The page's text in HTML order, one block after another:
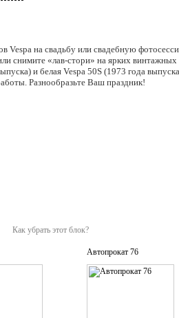
на свадьбу или свадебную
снимите «лав-стори» на ярких винтажных
и белая Vespa 50S (1973 года
Разнообразьте Ваш праздник!
Как убрать этот блок?
Автопрокат 76